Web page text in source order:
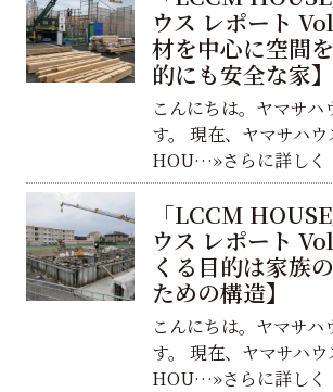
ウス レポート
材を中心に空間
的にも安全な家】
こんにちは。ヤマサハ
す。 現在、ヤマサハ
HOU…»さらに詳しく
「LCCM
ウス レポート
くる目的は家族
ための構造】
こんにちは。ヤマサハ
す。 現在、ヤマサハ
HOU…»さらに詳しく